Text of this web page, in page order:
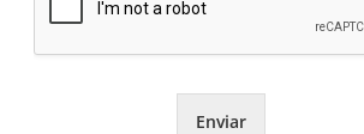
Enviar